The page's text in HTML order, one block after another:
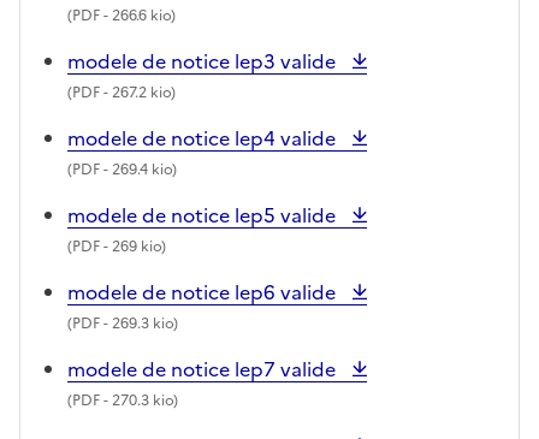
(PDF- 266.6 kio)
modele de notice lep3 valide
(PDF- 267.2 kio)
modele de notice lep4 valide
(PDF- 269.4 kio)
modele de notice lep5 valide
(PDF- 269 kio)
modele de notice lep6 valide
(PDF- 269.3 kio)
modele de notice lep7 valide
(PDF- 270.3 kio)